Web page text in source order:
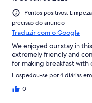
Pontos positivos:
precisão do anúncio
Traduzir com o Google
We enjoyed our stay in
extremely friendly and
for making breakfast with
Hospedou-se por 4 diárias
0